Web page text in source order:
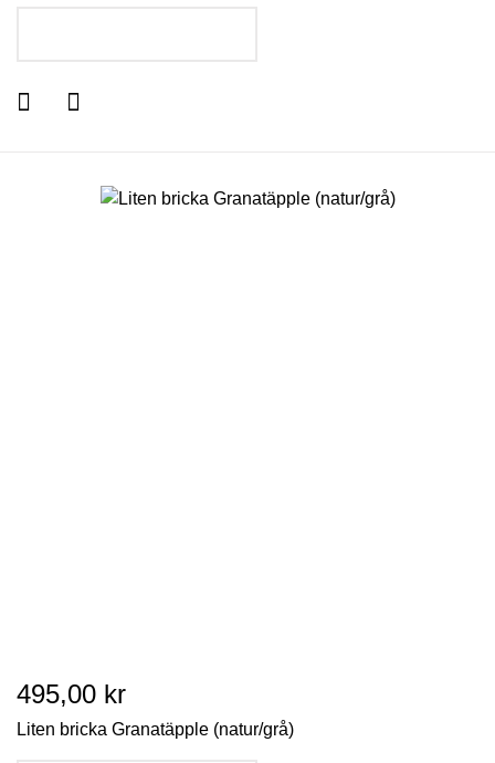
495,00 kr
Liten bricka Granatäpple (natur/grå)